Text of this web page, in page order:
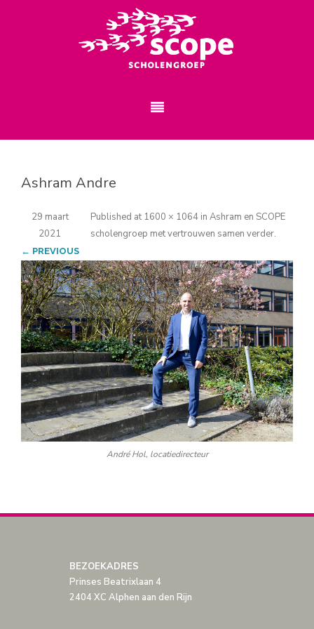
Ashram Andre
Published
29 maart
2021
at 1600 × 1064 in Ashram en SCOPE
scholengroep met vertrouwen samen verder.
← PREVIOUS
André Hol, locatiedirecteur
BEZOEKADRES
Prinses Beatrixlaan 4
2404 XC Alphen aan den Rijn